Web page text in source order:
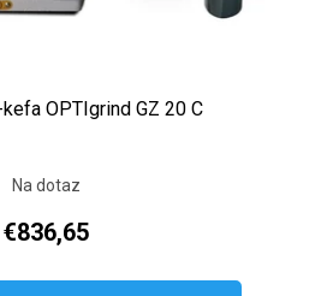
OPTIgrind GZ 20 C
Na dotaz
€836,65